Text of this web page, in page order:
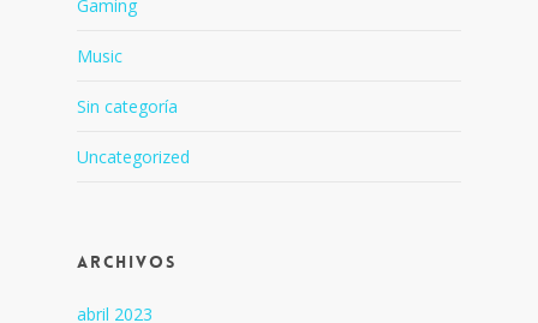
Gaming
Music
Sin categoría
Uncategorized
Archivos
abril 2023